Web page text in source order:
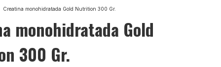
Creatina monohidratada Gold Nutrition 300 Gr.
monohidratada Gold
300 Gr.